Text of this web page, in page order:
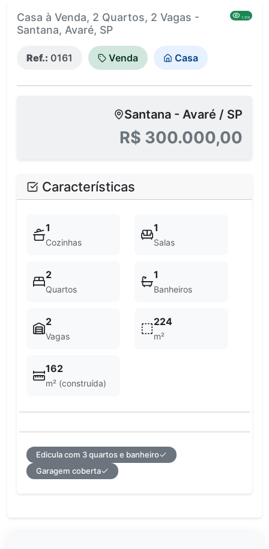
Casa à Venda, 2 Quartos, 2 Vagas -
Santana, Avaré, SP
1,516
Ref.: 0161 Venda Casa
Santana - Avaré / SP
R$ 300.000,00
Características
1
Cozinhas
1
Salas
2
Quartos
1
Banheiros
2
Vagas
224
m²
162
m² (construída)
Edicula com 3 quartos e banheiro
Garagem coberta